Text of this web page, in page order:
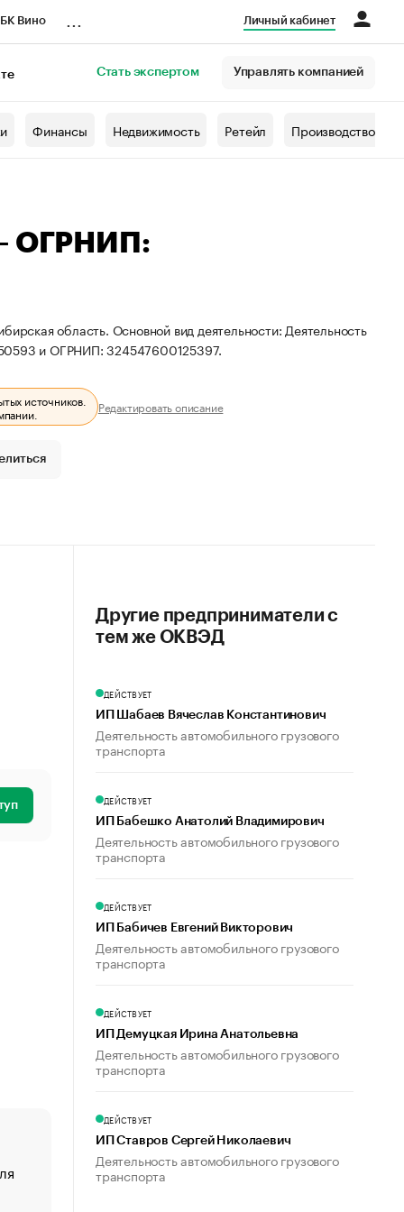
Вино Личный кабинет
Стать экспертом Управлять компанией
Финансы Недвижимость Ретейл Производство
ОГРНИП:
область. Основной вид деятельности: Деятельность
и ОГРНИП: 324547600125397.
источников.
Редактировать описание
«От спорта тело стареет иначе». Как живет глава
создавшей GTA
Другие предприниматели с
тем же ОКВЭД
ДЕЙСТВУЕТ
ИП Шабаев Вячеслав Константинович
Деятельность автомобильного грузового
транспорта
ДЕЙСТВУЕТ
ИП Бабешко Анатолий Владимирович
Деятельность автомобильного грузового
транспорта
ДЕЙСТВУЕТ
ИП Бабичев Евгений Викторович
Деятельность автомобильного грузового
транспорта
ДЕЙСТВУЕТ
ИП Демуцкая Ирина Анатольевна
Деятельность автомобильного грузового
транспорта
ДЕЙСТВУЕТ
ИП Ставров Сергей Николаевич
Деятельность автомобильного грузового
транспорта